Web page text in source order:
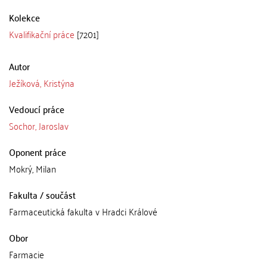
Kolekce
Kvalifikační práce [7201]
Autor
Ježíková, Kristýna
Vedoucí práce
Sochor, Jaroslav
Oponent práce
Mokrý, Milan
Fakulta / součást
Farmaceutická fakulta v Hradci Králové
Obor
Farmacie